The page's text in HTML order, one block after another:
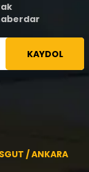
KAYDOL
/ ANKARA